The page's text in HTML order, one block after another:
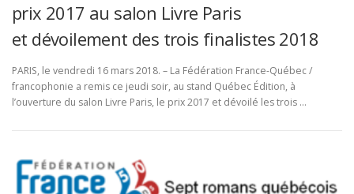
prix 2017 au salon Livre Paris
et dévoilement des trois finalistes 2018
PARIS, le vendredi 16 mars 2018. – La Fédération France-Québec /
francophonie a remis ce jeudi soir, au stand Québec Édition, à
l’ouverture du salon Livre Paris, le prix 2017 et dévoilé les trois …